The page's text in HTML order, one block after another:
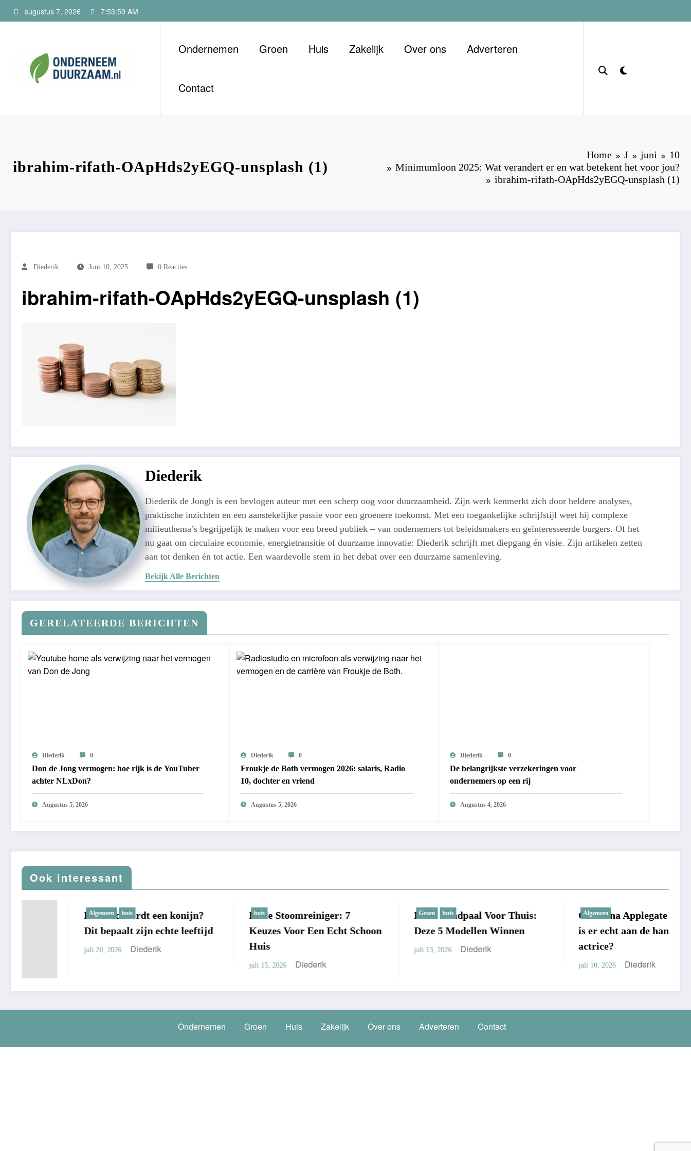
naar
augustus 7, 2026 7:53:59 AM
Onderneem Duurzaam
Ondernemen Groen Huis Zakelijk Over ons Adverteren
Contact
ibrahim-rifath-OApHds2yEGQ-unsplash (1)
Home J juni
10
Minimumloon 2025: Wat verandert er en wat betekent het voor jou?
ibrahim-rifath-OApHds2yEGQ-unsplash (1)
Diederik Juni 10, 2025 0 Reacties
ibrahim-rifath-OApHds2yEGQ-unsplash (1)
Diederik
Diederik de Jongh is een bevlogen auteur met een scherp oog voor duurzaamheid. Zijn werk kenmerkt zich door heldere analyses,
praktische inzichten en een aanstekelijke passie voor een groenere toekomst. Met een toegankelijke schrijfstijl weet hij complexe
milieuthema’s begrijpelijk te maken voor een breed publiek – van ondernemers tot beleidsmakers en geïnteresseerde burgers. Of het
nu gaat om circulaire economie, energietransitie of duurzame innovatie: Diederik schrijft met diepgang én visie. Zijn artikelen zetten
aan tot denken én tot actie. Een waardevolle stem in het debat over een duurzame samenleving.
Bekijk Alle Berichten
GERELATEERDE BERICHTEN
Diederik 0
Don de Jong vermogen: hoe rijk is de YouTuber
achter NLxDon?
Augustus 5, 2026
Diederik 0
Froukje de Both vermogen 2026: salaris, Radio
10, dochter en vriend
Augustus 5, 2026
Diederik 0
De belangrijkste verzekeringen voor
ondernemers op een rij
Augustus 4, 2026
Ook interessant
Hoe oud wordt een konijn?
Dit bepaalt zijn echte leeftijd
Diederik
huis
Beste Stoomreiniger: 7
Keuzes Voor Een Echt Schoon
Diederik
Beste Laadpaal Voor Thuis:
Deze 5 Modellen Winnen
Diederik
Algemeen
Christina Applegate ziek: wat
is er echt aan de hand met de
Diederik
Ondernemen Groen Huis Zakelijk Over ons Adverteren Contact